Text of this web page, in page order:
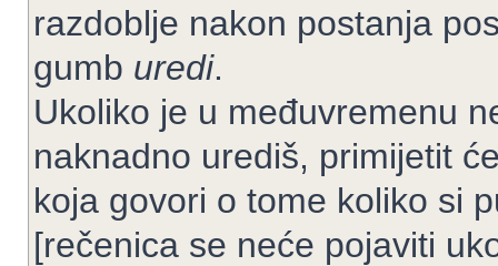
razdoblje nakon postanja
gumb uredi.
Ukoliko je u međuvremenu
naknadno urediš, primijetit
koja govori o tome koliko si
[rečenica se neće pojaviti